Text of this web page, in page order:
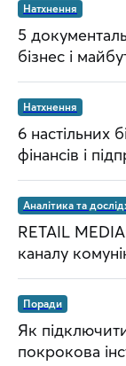
Натхнення
5
бізнес і
Натхнення
6 настільних
фінансів і
Аналітика та
RETAIL
каналу
Поради
Як
покрокова